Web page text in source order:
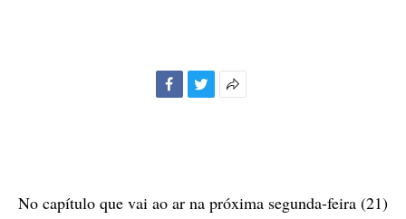
No capítulo que vai ao ar na próxima segunda-feira (21)